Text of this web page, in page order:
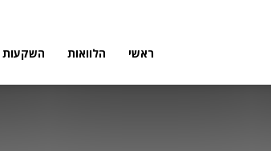
ראשי הלוואות השקעות